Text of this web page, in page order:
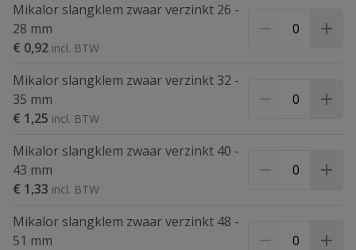
Mikalor slangklem zwaar verzinkt 26 -
28 mm
€ 0,92
Mikalor slangklem zwaar verzinkt 32 -
35 mm
€ 1,25
Mikalor slangklem zwaar verzinkt 40 -
43 mm
€ 1,33
Mikalor slangklem zwaar verzinkt 48 -
51 mm